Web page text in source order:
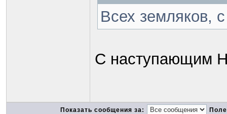
Всех земляков,
С наступающим
Показать сообщения за: